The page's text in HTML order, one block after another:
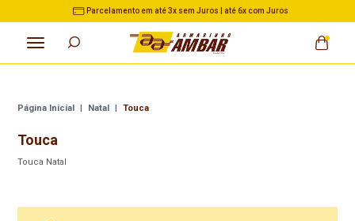
Parcelamento em até 3x sem Juros | até 6x com Juros
Página Inicial | Natal | Touca
Touca
Touca Natal